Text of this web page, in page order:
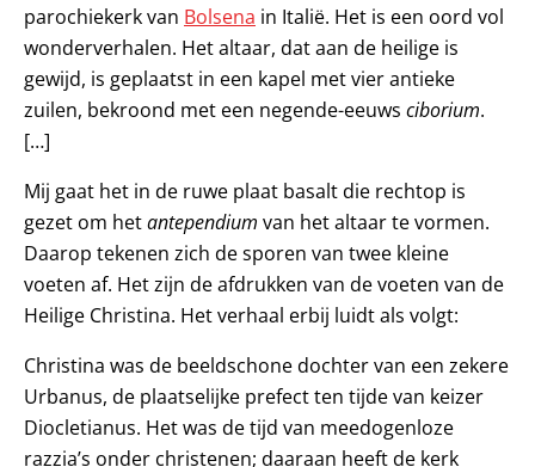
parochiekerk van Bolsena in Italië. Het is een oord vol
wonderverhalen. Het altaar, dat aan de heilige is
gewijd, is geplaatst in een kapel met vier antieke
zuilen, bekroond met een negende-eeuws ciborium.
[…]
Mij gaat het in de ruwe plaat basalt die rechtop is
gezet om hetantependium van het altaar te vormen.
Daarop tekenen zich de sporen van twee kleine
voeten af. Het zijn de afdrukken van de voeten van de
Heilige Christina. Het verhaal erbij luidt als volgt:
Christina was de beeldschone dochter van een zekere
Urbanus, de plaatselijke prefect ten tijde van keizer
Diocletianus. Het was de tijd van meedogenloze
razzia’s onder christenen; daaraan heeft de kerk